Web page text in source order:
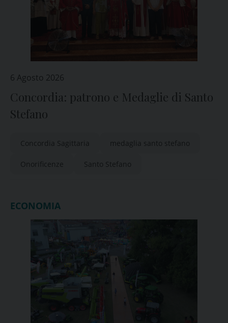
6 Agosto 2026
Concordia: patrono e Medaglie di Santo
Stefano
Concordia Sagittaria medaglia santo stefano
Onorificenze Santo Stefano
ECONOMIA